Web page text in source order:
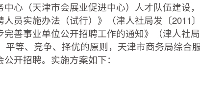
心（天津市会展业促进中心）人才队伍建设
员实施办法（试行）》（津人社局发〔2011
善事业单位公开招聘工作的通知》（津人社
平等、竞争、择优的原则，天津市商务局综合
开招聘。实施方案如下：